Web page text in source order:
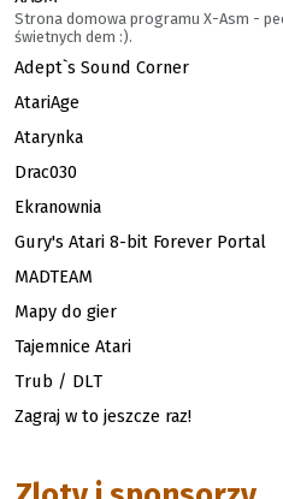
Strona domowa programu X-Asm -
świetnych dem :).
Adept`s Sound Corner
AtariAge
Atarynka
Drac030
Ekranownia
Gury's Atari 8-bit Forever Portal
MADTEAM
Mapy do gier
Tajemnice Atari
Trub / DLT
Zagraj w to jeszcze raz!